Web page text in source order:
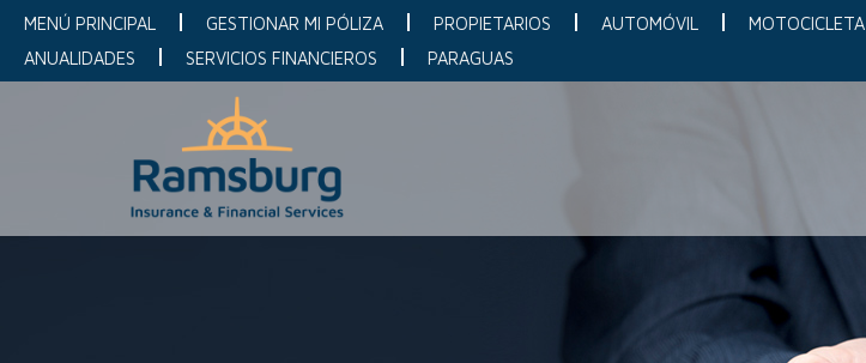
MENÚ PRINCIPAL GESTIONAR MI PÓLIZA PROPIETARIOS AUTOMÓVIL MOTOCICLETA
ANUALIDADES
SERVICIOS FINANCIEROS PARAGUAS